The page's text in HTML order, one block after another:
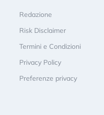
Redazione
Risk Disclaimer
Termini e Condizioni
Privacy Policy
Preferenze privacy